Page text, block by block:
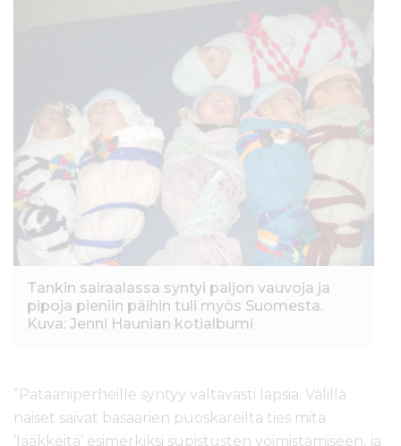
Tankin sairaalassa syntyi paljon vauvoja ja
pipoja pieniin päihin tuli myös Suomesta.
Kuva: Jenni Haunian kotialbumi
”Pataaniperheille syntyy valtavasti lapsia. Välillä
naiset saivat basaarien puoskareilta ties mitä
’lääkkeitä’ esimerkiksi supistusten voimistamiseen, ja